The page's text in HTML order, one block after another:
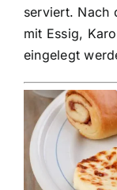
serviert. Nach
mit Essig,
eingelegt